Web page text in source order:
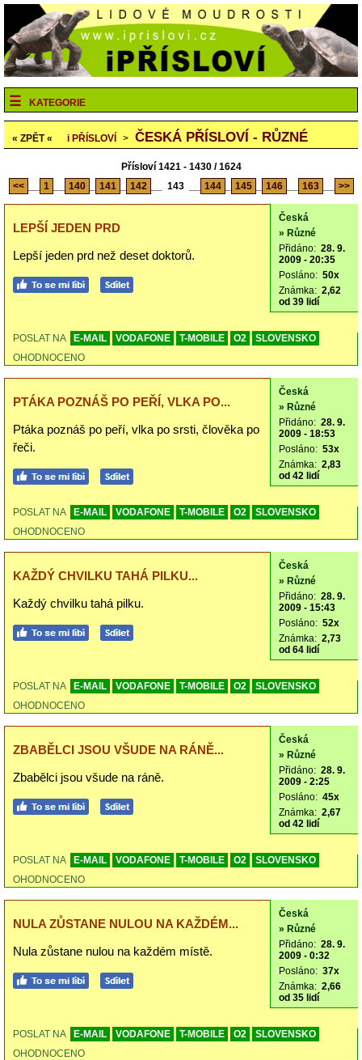
KATEGORIE
« ZPĚT « i PŘÍSLOVÍ > ČESKÁ PŘÍSLOVÍ - RŮZNÉ
Přísloví 1421 - 1430 / 1624
<<
1 140 141 142 143 144 145 146 163 >>
LEPŠÍ JEDEN PRD
Lepší jeden prd než deset doktorů.
Česká
» Různé
Přidáno: 28. 9.
2009 - 20:35
Posláno: 50x
Známka: 2,62
od 39 lidí
POSLAT NA E-MAIL VODAFONE T-MOBILE O2
SLOVENSKO
OHODNOCENO
PTÁKA POZNÁŠ PO PEŘÍ, VLKA PO...
Ptáka poznáš po peří, vlka po srsti, člověka po
řeči.
Česká
» Různé
Přidáno: 28. 9.
2009 - 18:53
Posláno: 53x
Známka: 2,83
od 42 lidí
POSLAT NA E-MAIL VODAFONE T-MOBILE O2
SLOVENSKO
OHODNOCENO
KAŽDÝ CHVILKU TAHÁ PILKU...
Každý chvilku tahá pilku.
Česká
» Různé
Přidáno: 28. 9.
2009 - 15:43
Posláno: 52x
Známka: 2,73
od 64 lidí
POSLAT NA E-MAIL VODAFONE T-MOBILE O2
SLOVENSKO
OHODNOCENO
ZBABĚLCI JSOU VŠUDE NA RÁNĚ...
Zbabělci jsou všude na ráně.
Česká
» Různé
Přidáno: 28. 9.
2009 - 2:25
Posláno: 45x
Známka: 2,67
od 42 lidí
POSLAT NA E-MAIL VODAFONE T-MOBILE O2
SLOVENSKO
OHODNOCENO
NULA ZŮSTANE NULOU NA KAŽDÉM...
Nula zůstane nulou na každém místě.
Česká
» Různé
Přidáno: 28. 9.
2009 - 0:32
Posláno: 37x
Známka: 2,66
od 35 lidí
POSLAT NA E-MAIL VODAFONE T-MOBILE O2
SLOVENSKO
OHODNOCENO